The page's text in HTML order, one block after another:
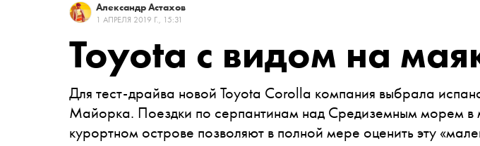
Александр Астахов
1 АПРЕЛЯ 2019 Г., 15:31
Toyota с видом на
Для тест-драйва новой Toyota Corolla компания выбрала
Майорка. Поездки по серпантинам над Средиземным морем в
курортном острове позволяют в полной мере оценить эту